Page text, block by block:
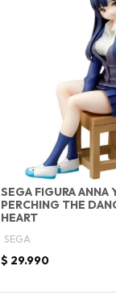
SEGA FIGURA ANNA
PERCHING THE
HEART
SEGA
$ 29.990